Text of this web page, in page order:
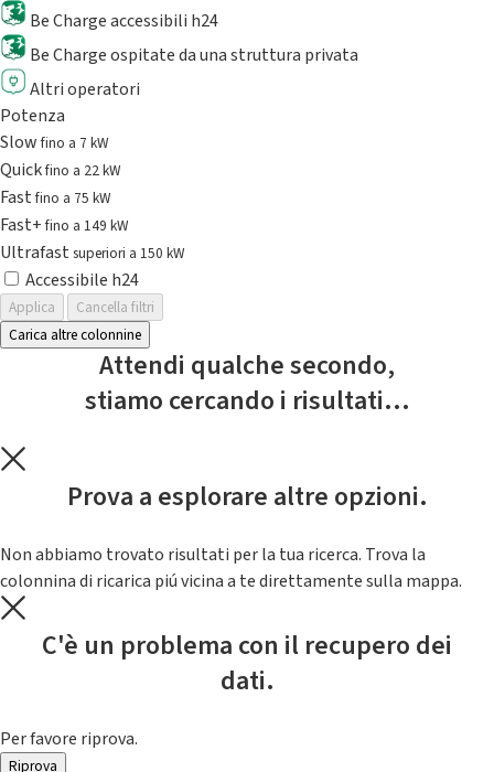
Be Charge accessibili h24
Be Charge ospitate da una struttura privata
Altri operatori
Potenza
Slowfino a 7 kW
Quickfino a 22 kW
Fastfino a 75 kW
Fast+fino a 149 kW
Ultrafast superiori a 150 kW
Accessibile h24
Applica
Cancella filtri
Carica altre colonnine
Attendi qualche secondo,
stiamo cercando i risultati...
Prova a esplorare altre opzioni.
Non abbiamo trovato risultati per la tua ricerca. Trova la
colonnina di ricarica piú vicina a te direttamente sulla mappa.
C'è un problema con il recupero dei
dati.
Per favore riprova.
Riprova